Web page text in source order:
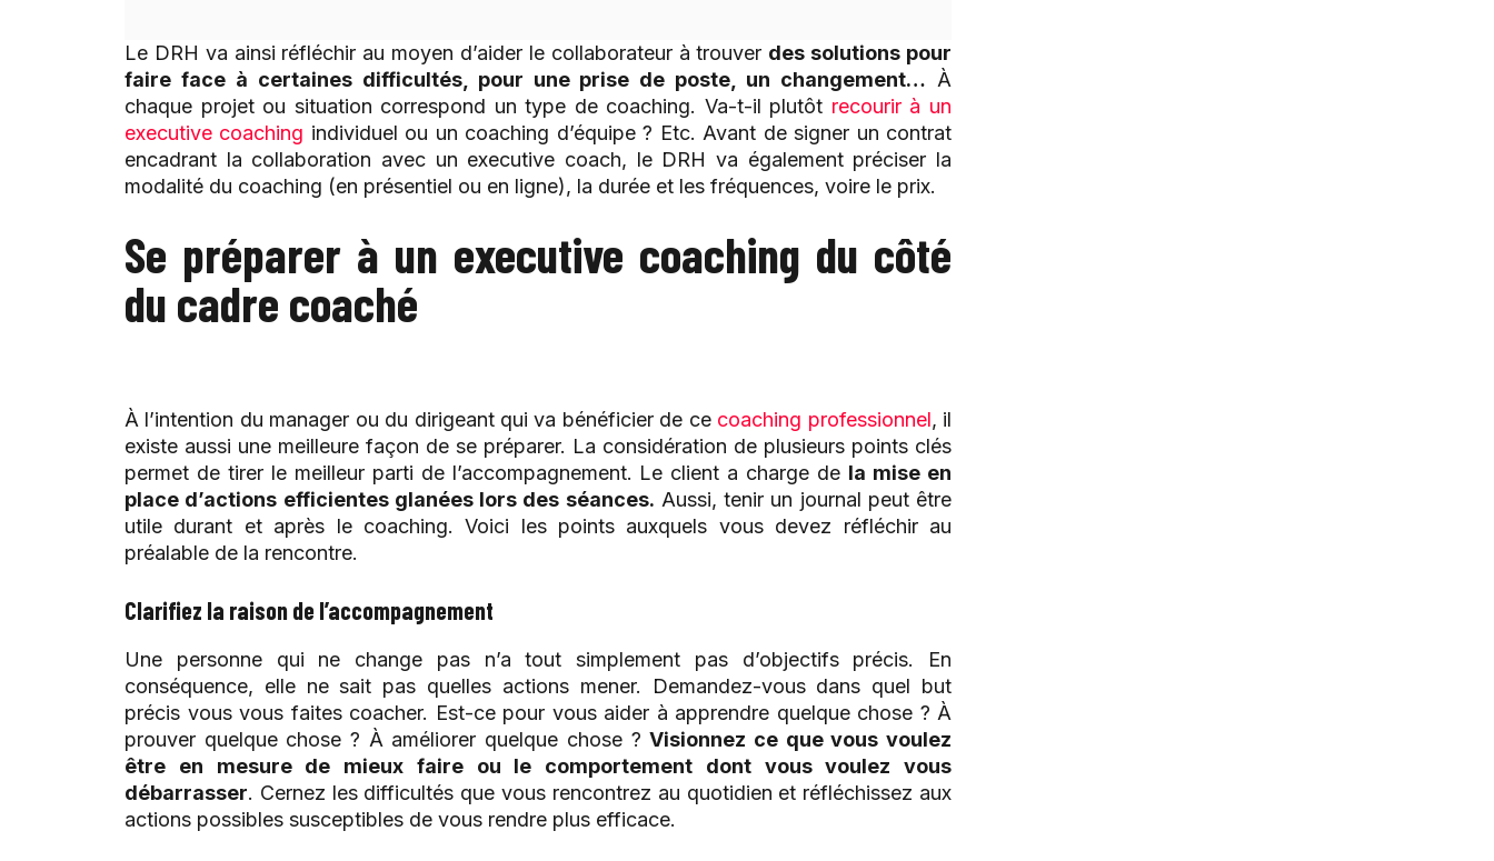
Le DRH va ainsi réfléchir au moyen d’aider le collaborateur à trouver des solutions pour
faire face à certaines difficultés, pour une prise de poste, un changement… À
chaque projet ou situation correspond un type de coaching. Va-t-il plutôt recourir à un
executive coaching individuel ou un coaching d’équipe ? Etc. Avant de signer un contrat
encadrant la collaboration avec un executive coach, le DRH va également préciser la
modalité du coaching (en présentiel ou en ligne), la durée et les fréquences, voire le prix.
Se préparer à un executive coaching du côté
du cadre coaché
À l’intention du manager ou du dirigeant qui va bénéficier de ce coaching professionnel, il
existe aussi une meilleure façon de se préparer. La considération de plusieurs points clés
permet de tirer le meilleur parti de l’accompagnement. Le client a charge de la mise en
place d’actions efficientes glanées lors des séances. Aussi, tenir un journal peut être
utile durant et après le coaching. Voici les points auxquels vous devez réfléchir au
préalable de la rencontre.
Clarifiez la raison de l’accompagnement
Une personne qui ne change pas n’a tout simplement pas d’objectifs précis. En
conséquence, elle ne sait pas quelles actions mener. Demandez-vous dans quel but
précis vous vous faites coacher. Est-ce pour vous aider à apprendre quelque chose ? À
prouver quelque chose ? À améliorer quelque chose ?Visionnez ce que vous voulez
être en mesure de mieux faire ou le comportement dont vous voulez vous
débarrasser. Cernez les difficultés que vous rencontrez au quotidien et réfléchissez aux
actions possibles susceptibles de vous rendre plus efficace.